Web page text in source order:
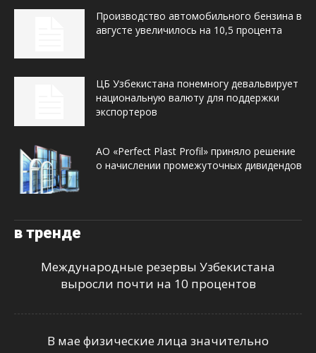
Производство автомобильного бензина в
августе увеличилось на 10,5 процента
ЦБ Узбекистана понемногу девальвирует
национальную валюту для поддержки
экспортеров
АО «Perfect Plast Profil» приняло решение
о начислении промежуточных дивидендов
в тренде
Международные резервы Узбекистана
выросли почти на 10 процентов
В мае физические лица значительно